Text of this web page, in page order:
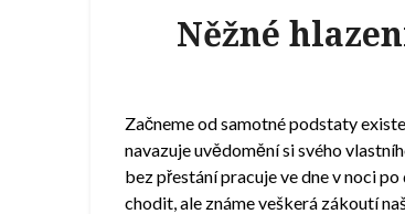
Něžné
Začneme od samotné podstaty
navazuje uvědomění si svého
bez přestání pracuje ve dne v noci
chodit, ale známe veškerá zákoutí